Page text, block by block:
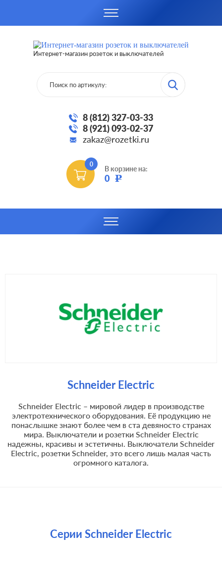
Интернет-магазин розеток и выключателей
8 (812) 327-03-33
8 (921) 093-02-37
zakaz@rozetki.ru
0
В корзине на:
0 Р
Schneider Electric
Schneider Electric – мировой лидер в производстве
электротехнического оборудования. Её продукцию не
понаслышке знают более чем в ста девяносто странах
мира. Выключатели и розетки Schneider Electric
надежны, красивы и эстетичны. Выключатели Schneider
Electric, розетки Schneider, это всего лишь малая часть
огромного каталога.
Серии Schneider Electric